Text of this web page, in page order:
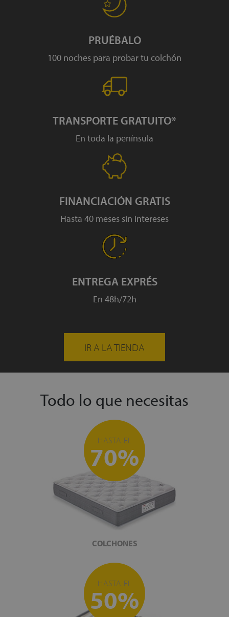
PRUÉBALO
100 noches para probar tu colchón
TRANSPORTE GRATUITO*
En toda la península
FINANCIACIÓN GRATIS
Hasta 40 meses sin intereses
ENTREGA EXPRÉS
En 48h/72h
IR A LA TIENDA
Todo lo que necesitas
HASTA EL
70%
COLCHONES
HASTA EL
50%